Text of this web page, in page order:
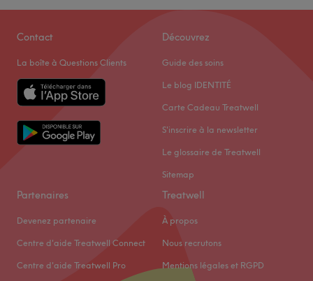
Contact
La boîte à Questions Clients
Découvrez
Guide des soins
Le blog IDENTITÉ
Carte Cadeau Treatwell
S'inscrire à la newsletter
Le glossaire de Treatwell
Sitemap
Partenaires
Devenez partenaire
Centre d'aide Treatwell Connect
Centre d'aide Treatwell Pro
Treatwell
À propos
Nous recrutons
Mentions légales et RGPD